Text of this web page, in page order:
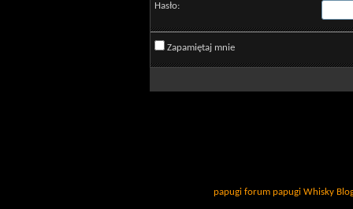
Hasło:
Zapamiętaj mnie
papugi forum papugi Whisky